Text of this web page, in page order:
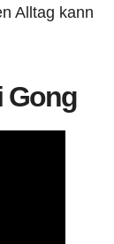
Alltag kann
Gong